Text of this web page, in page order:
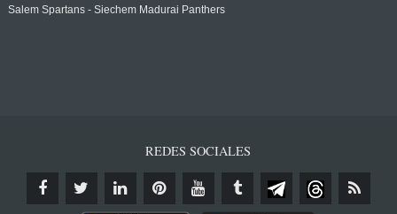
Salem Spartans - Siechem Madurai Panthers
REDES SOCIALES